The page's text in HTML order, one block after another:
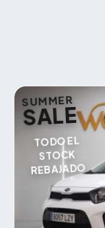
SUMMER
SALE
TODO EL
STOCK
REBAJADO